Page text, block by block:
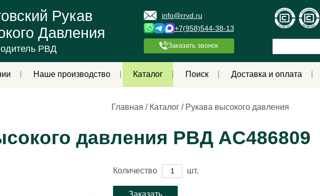
Рукав
Давления
РВД
info@rrvd.ru
+7(958)544-38-13
Заказать звонок
Наше производство Каталог Поиск Доставка и оплата
Главная / Каталог / Рукава высокого давления
давления РВД AС486809
Количество шт.